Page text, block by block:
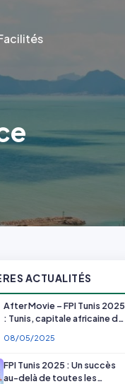
ACTUALITÉS
After Movie – FPI Tunis 2025
: Tunis, capitale africaine de
08/05/2025
FPI Tunis 2025 : Un succès
au-delà de toutes les